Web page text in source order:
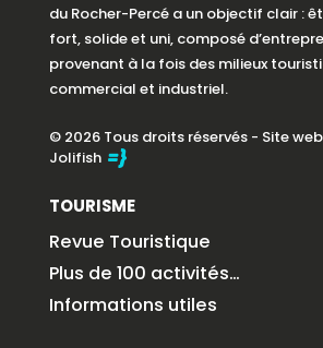
du Rocher-Percé a un objectif clair :
fort, solide et uni, composé
provenant à la fois des milieux
commercial et industriel.
© 2026 Tous droits réservés - Site
Jolifish
TOURISME
Revue Touristique
Plus de 100 activités…
Informations utiles